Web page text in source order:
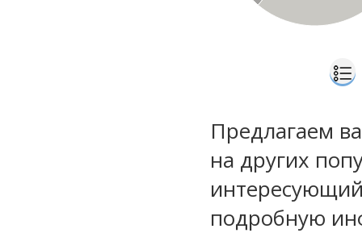
Предлагаем
на других
подробную